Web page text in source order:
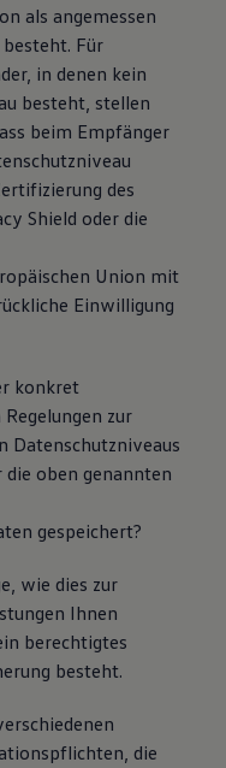
als angemessen
Für
in denen kein
besteht, stellen
beim Empfänger
des
Shield oder die
Union mit
Einwilligung
konkret
zur
Datenschutzniveaus
oben genannten
gespeichert?
wie dies zur
Ihnen
berechtigtes
besteht.
die